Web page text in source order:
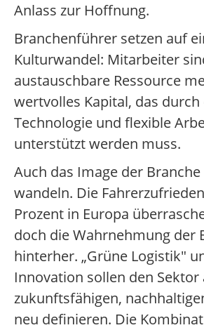
Anlass zur Hoffnung.
Branchenführer setzen auf
Kulturwandel: Mitarbeiter
austauschbare Ressource
wertvolles Kapital, das
Technologie und flexible
unterstützt werden muss.
Auch das Image der
wandeln. Die
Prozent in Europa
doch die Wahrnehmung der
hinterher. „Grüne Logistik"
Innovation sollen den Sektor
zukunftsfähigen,
neu definieren. Die